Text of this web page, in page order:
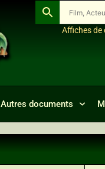
Affiches de
Autres documents